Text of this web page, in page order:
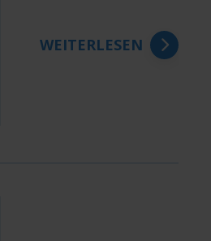
WEITERLESEN